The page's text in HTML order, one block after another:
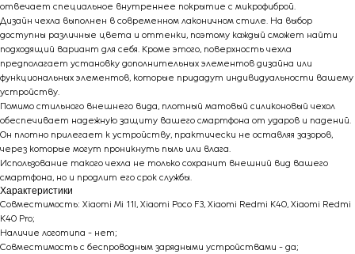
отвечает специальное внутреннее покрытие с микрофиброй.
Дизайн чехла выполнен в современном лаконичном стиле. На выбор
доступны различные цвета и оттенки, поэтому каждый сможет найти
подходящий вариант для себя. Кроме этого, поверхность чехла
предполагает установку дополнительных элементов дизайна или
функциональных элементов, которые придадут индивидуальности вашему
устройству.
Помимо стильного внешнего вида, плотный матовый силиконовый чехол
обеспечивает надежную защиту вашего смартфона от ударов и падений.
Он плотно прилегает к устройству, практически не оставляя зазоров,
через которые могут проникнуть пыль или влага.
Использование такого чехла не только сохранит внешний вид вашего
смартфона, но и продлит его срок службы.
Характеристики
Совместимость: Xiaomi Mi 11I, Xiaomi Poco F3, Xiaomi Redmi K40, Xiaomi Redmi
K40 Pro;
Наличие логотипа - нет;
Совместимость с беспроводным зарядными устройствами - да;